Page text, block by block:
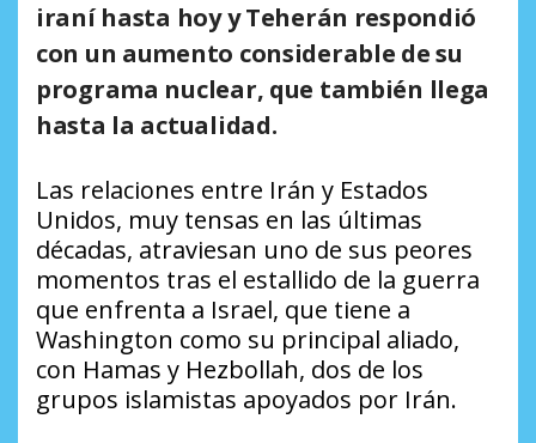
iraní hasta hoy y Teherán respondió
con un aumento considerable de su
programa nuclear, que también llega
hasta la actualidad.
Las relaciones entre Irán y Estados
Unidos, muy tensas en las últimas
décadas, atraviesan uno de sus peores
momentos tras el estallido de la guerra
que enfrenta a Israel, que tiene a
Washington como su principal aliado,
con Hamas y Hezbollah, dos de los
grupos islamistas apoyados por Irán.